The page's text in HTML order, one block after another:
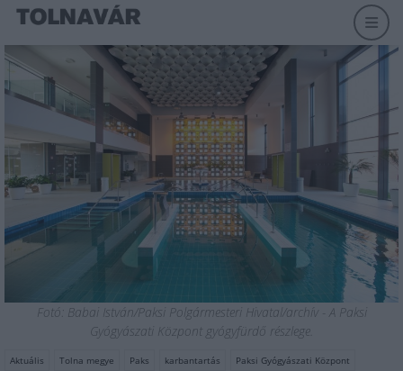
Fotó: Babai István/Paksi Polgármesteri Hivatal/archív - A Paksi
Gyógyászati Központ gyógyfürdő részlege.
Aktuális Tolna megye Paks karbantartás
Paksi Gyógyászati Központ